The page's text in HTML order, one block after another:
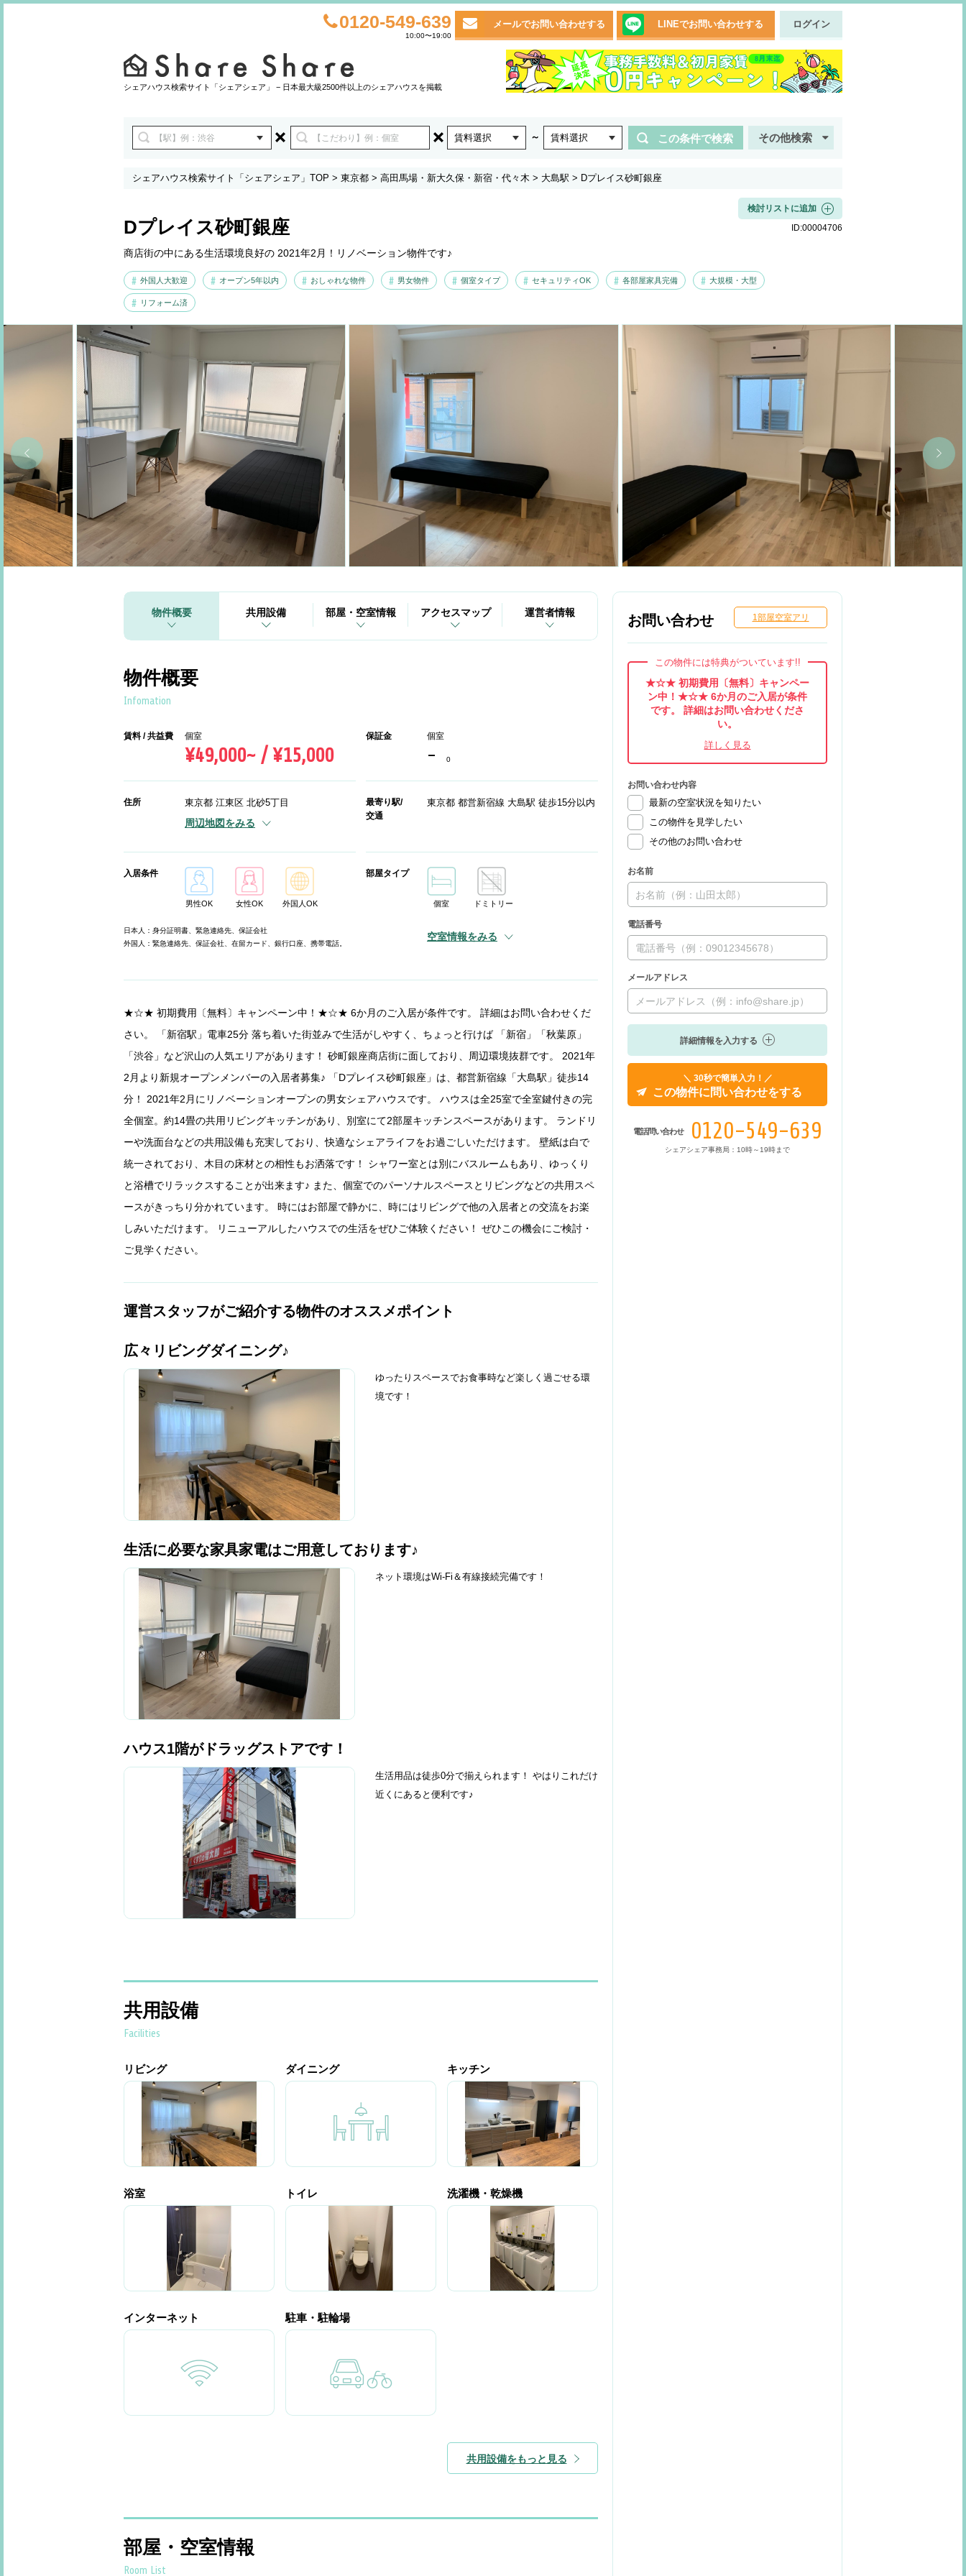
0120-549-639
10:00〜19:00
メールでお問い合わせする LINEでお問い合わせする ログイン
シェアハウス検索サイト「シェアシェア」 − 日本最大級2500件以上のシェアハウスを掲載
賃料選択 ～ 賃料選択 この条件で検索 その他検索
シェアハウス検索サイト「シェアシェア」TOP > 東京都 > 高田馬場・新大久保・新宿・代々木 > 大島駅 > Dプレイス砂町銀座
Dプレイス砂町銀座
商店街の中にある生活環境良好の 2021年2月！リノベーション物件です♪
外国人大歓迎 オープン5年以内 おしゃれな物件 男女物件 個室タイプ セキュリティOK 各部屋家具完備 大規模・大型
リフォーム済
検討リストに追加
ID:00004706
物件概要 共用設備 部屋・空室情報 アクセスマップ 運営者情報
物件概要
Infomation
賃料 / 共益費 個室
¥49,000~ / ¥15,000
保証金 個室
- 0
住所 東京都 江東区 北砂5丁目
周辺地図をみる
最寄り駅/
交通
東京都 都営新宿線 大島駅 徒歩15分以内
入居条件
男性OK 女性OK 外国人OK
日本人：身分証明書、緊急連絡先、保証会社
外国人：緊急連絡先、保証会社、在留カード、銀行口座、携帯電話。
部屋タイプ
個室 ドミトリー
空室情報をみる
★☆★ 初期費用〔無料〕キャンペーン中！★☆★ 6か月のご入居が条件です。 詳細はお問い合わせくだ
さい。 「新宿駅」電車25分 落ち着いた街並みで生活がしやすく、ちょっと行けば 「新宿」「秋葉原」
「渋谷」など沢山の人気エリアがあります！ 砂町銀座商店街に面しており、周辺環境抜群です。 2021年
2月より新規オープンメンバーの入居者募集♪ 「Dプレイス砂町銀座」は、都営新宿線「大島駅」徒歩14
分！ 2021年2月にリノベーションオープンの男女シェアハウスです。 ハウスは全25室で全室鍵付きの完
全個室。約14畳の共用リビングキッチンがあり、別室にて2部屋キッチンスペースがあります。 ランドリ
ーや洗面台などの共用設備も充実しており、快適なシェアライフをお過ごしいただけます。 壁紙は白で
統一されており、木目の床材との相性もお洒落です！ シャワー室とは別にバスルームもあり、ゆっくり
と浴槽でリラックスすることが出来ます♪ また、個室でのパーソナルスペースとリビングなどの共用スペ
ースがきっちり分かれています。 時にはお部屋で静かに、時にはリビングで他の入居者との交流をお楽
しみいただけます。 リニューアルしたハウスでの生活をぜひご体験ください！ ぜひこの機会にご検討・
ご見学ください。
運営スタッフがご紹介する物件のオススメポイント
広々リビングダイニング♪
ゆったりスペースでお食事時など楽しく過ごせる環
境です！
生活に必要な家具家電はご用意しております♪
ネット環境はWi-Fi＆有線接続完備です！
ハウス1階がドラッグストアです！
生活用品は徒歩0分で揃えられます！ やはりこれだけ
近くにあると便利です♪
共用設備
Facilities
リビング ダイニング キッチン
浴室 トイレ 洗濯機・乾燥機
インターネット 駐車・駐輪場
共用設備をもっと見る
部屋・空室情報
Room List
お問い合わせ 1部屋空室アリ
この物件には特典がついています!!
★☆★ 初期費用〔無料〕キャンペー
ン中！★☆★ 6か月のご入居が条件
です。 詳細はお問い合わせくださ
い。
お問い合わせ内容
最新の空室状況を知りたい
この物件を見学したい
その他のお問い合わせ
お名前
電話番号
メールアドレス
詳細情報を入力する
＼ 30秒で簡単入力！／
この物件に問い合わせをする
電話問い合わせ 0120-549-639
シェアシェア事務局：10時～19時まで